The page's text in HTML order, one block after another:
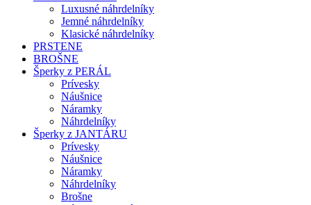
Luxusné náhrdelníky
Jemné náhrdelníky
Klasické náhrdelníky
PRSTENE
BROŠNE
Šperky z PERÁL
Prívesky
Náušnice
Náramky
Náhrdelníky
Šperky z JANTÁRU
Prívesky
Náušnice
Náramky
Náhrdelníky
Brošne